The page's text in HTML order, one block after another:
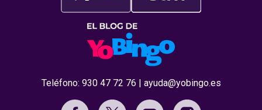
Teléfono: 930 47 72 76 | ayuda@yobingo.es